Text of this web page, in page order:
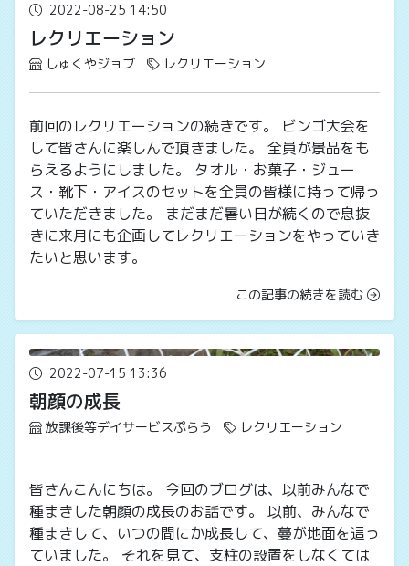
2022-08-25 14:50
レクリエーション
しゅくやジョブ レクリエーション
前回のレクリエーションの続きです。 ビンゴ大会を
して皆さんに楽しんで頂きました。 全員が景品をも
らえるようにしました。 タオル・お菓子・ジュー
ス・靴下・アイスのセットを全員の皆様に持って帰っ
ていただきました。 まだまだ暑い日が続くので息抜
きに来月にも企画してレクリエーションをやっていき
たいと思います。
この記事の続きを読む
2022-07-15 13:36
朝顔の成長
放課後等デイサービスぷらう レクリエーション
皆さんこんにちは。 今回のブログは、以前みんなで
種まきした朝顔の成長のお話です。 以前、みんなで
種まきして、いつの間にか成長して、蔓が地面を這っ
ていました。 それを見て、支柱の設置をしなくては